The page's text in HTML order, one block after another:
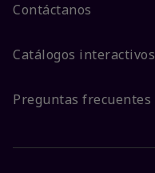
Contáctanos
Catálogos interactivos
Preguntas frecuentes